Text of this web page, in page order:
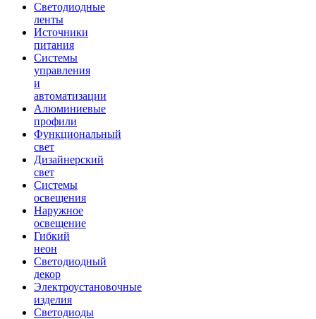
Светодиодные
ленты
Источники
питания
Системы
управления
и
автоматизации
Алюминиевые
профили
Функциональный
свет
Дизайнерский
свет
Системы
освещения
Наружное
освещение
Гибкий
неон
Светодиодный
декор
Электроустановочные
изделия
Светодиоды